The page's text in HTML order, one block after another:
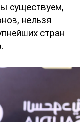
существуем,
нельзя
стран